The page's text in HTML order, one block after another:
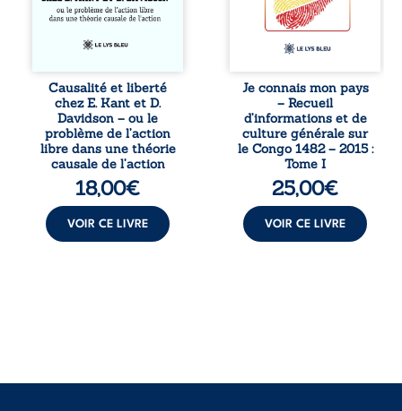
essai explore les
liens entre libre
déterminisme
responsabilité. De
la volonté
kantienne au
monisme anomal
de Davidson, il
interroge la
manière dont les
intentions et les
croyances
peuvent ...
Causalité et liberté
chez E. Kant et D.
Davidson – ou le
problème de l’action
libre dans une théorie
causale de l’action
18,00€
VOIR CE LIVRE
entend combattre
l’ignorance, le
repli identitaire et
l’affaiblissement
patriotique.
Accessible à tous,
ce recueil offre
des repères
essentiels pour
mieux
comprendre le ...
Je connais mon pays
– Recueil
d’informations et de
culture générale sur
le Congo 1482 – 2015 :
Tome I
25,00€
VOIR CE LIVRE